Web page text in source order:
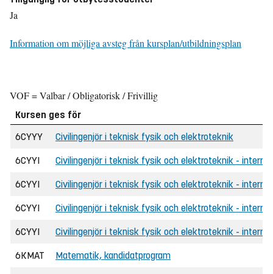
Ja
Information om möjliga avsteg från kursplan/utbildningsplan
VOF = Valbar / Obligatorisk / Frivillig
Kursen ges för
6CYYY
Civilingenjör i teknisk fysik och elektroteknik
6CYYI Civilingenjör i teknisk fysik och elektroteknik -
6CYYI Civilingenjör i teknisk fysik och elektroteknik -
6CYYI Civilingenjör i teknisk fysik och elektroteknik -
6CYYI Civilingenjör i teknisk fysik och elektroteknik -
6KMAT Matematik, kandidatprogram